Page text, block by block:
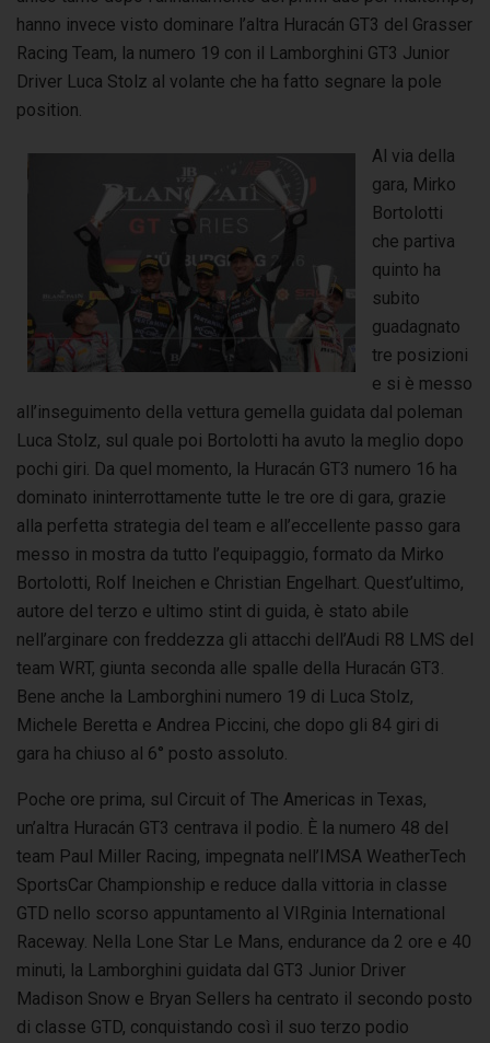
hanno invece visto dominare l’altra Huracán GT3 del Grasser
Racing Team, la numero 19 con il Lamborghini GT3 Junior
Driver Luca Stolz al volante che ha fatto segnare la pole
position.
Al via della
gara, Mirko
Bortolotti
che partiva
quinto ha
subito
guadagnato
tre posizioni
e si è messo
all’inseguimento della vettura gemella guidata dal poleman
Luca Stolz, sul quale poi Bortolotti ha avuto la meglio dopo
pochi giri. Da quel momento, la Huracán GT3 numero 16 ha
dominato ininterrottamente tutte le tre ore di gara, grazie
alla perfetta strategia del team e all’eccellente passo gara
messo in mostra da tutto l’equipaggio, formato da Mirko
Bortolotti, Rolf Ineichen e Christian Engelhart. Quest’ultimo,
autore del terzo e ultimo stint di guida, è stato abile
nell’arginare con freddezza gli attacchi dell’Audi R8 LMS del
team WRT, giunta seconda alle spalle della Huracán GT3.
Bene anche la Lamborghini numero 19 di Luca Stolz,
Michele Beretta e Andrea Piccini, che dopo gli 84 giri di
gara ha chiuso al 6° posto assoluto.
Poche ore prima, sul Circuit of The Americas in Texas,
un’altra Huracán GT3 centrava il podio. È la numero 48 del
team Paul Miller Racing, impegnata nell’IMSA WeatherTech
SportsCar Championship e reduce dalla vittoria in classe
GTD nello scorso appuntamento al VIRginia International
Raceway. Nella Lone Star Le Mans, endurance da 2 ore e 40
minuti, la Lamborghini guidata dal GT3 Junior Driver
Madison Snow e Bryan Sellers ha centrato il secondo posto
di classe GTD, conquistando così il suo terzo podio